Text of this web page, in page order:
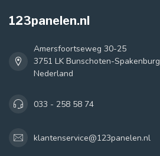
123panelen.nl
Amersfoortseweg 30-25
3751 LK Bunschoten-Spakenburg
Nederland
033 - 258 58 74
klantenservice@123panelen.nl